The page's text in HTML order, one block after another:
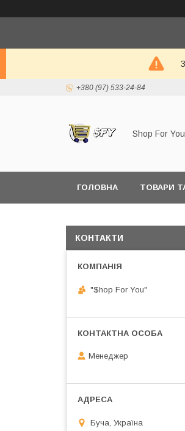
+380 (97) 533-24-84
Shop For You
ГОЛОВНА ТОВАРИ
КОНТАКТИ
"$hop For You"
Менеджер
Буча, Україна